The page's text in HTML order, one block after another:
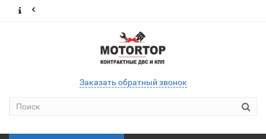
Заказать обратный звонок